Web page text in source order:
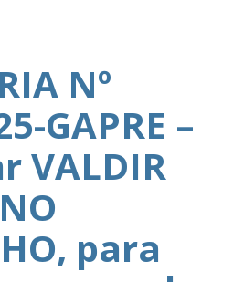
Nº
GAPRE –
VALDIR
para